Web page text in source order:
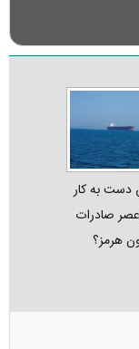
دست به کار
عصر صادرات
هرمز؟